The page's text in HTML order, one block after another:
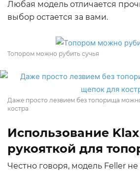
Любая модель отличается
выбор остается за вами.
Топором можно рубить сучья
Даже просто лезвием без топорища
костра
Использование
рукояткой для
Честно говоря, модель Feller